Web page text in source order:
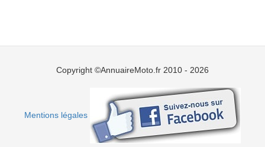
Copyright ©AnnuaireMoto.fr 2010 - 2026
Mentions légales